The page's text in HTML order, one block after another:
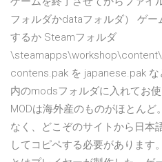
フォルダかdataフォルダ） ゲ
するか Steamフォルダ
contens.pak を japanese.pak
内のmodsフォルダに入れてお
MODは海外産のものがほとん
なく、どこぞのサイトから日本
してコピペする必要があります